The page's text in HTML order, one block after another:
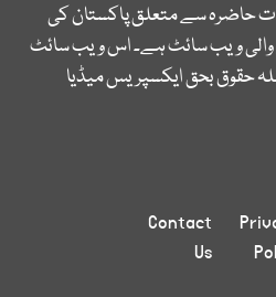
حاضرہ سے متعلق پاکستان کی
ویب سائٹ ہے۔ اس ویب سائٹ
حقوق بحق ایکسپریس میڈیا
Contact
Us